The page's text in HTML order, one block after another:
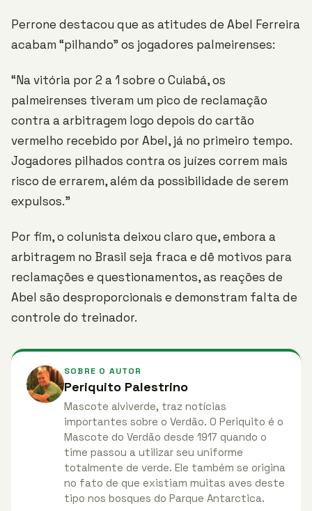
Perrone destacou que as atitudes de Abel Ferreira
acabam “pilhando” os jogadores palmeirenses:
“Na vitória por 2 a 1 sobre o Cuiabá, os
palmeirenses tiveram um pico de reclamação
contra a arbitragem logo depois do cartão
vermelho recebido por Abel, já no primeiro tempo.
Jogadores pilhados contra os juízes correm mais
risco de errarem, além da possibilidade de serem
expulsos.”
Por fim, o colunista deixou claro que, embora a
arbitragem no Brasil seja fraca e dê motivos para
reclamações e questionamentos, as reações de
Abel são desproporcionais e demonstram falta de
controle do treinador.
SOBRE O AUTOR
Periquito Palestrino
Mascote alviverde, traz notícias
importantes sobre o Verdão. O Periquito é o
Mascote do Verdão desde 1917 quando o
time passou a utilizar seu uniforme
totalmente de verde. Ele também se origina
no fato de que existiam muitas aves deste
tipo nos bosques do Parque Antarctica.